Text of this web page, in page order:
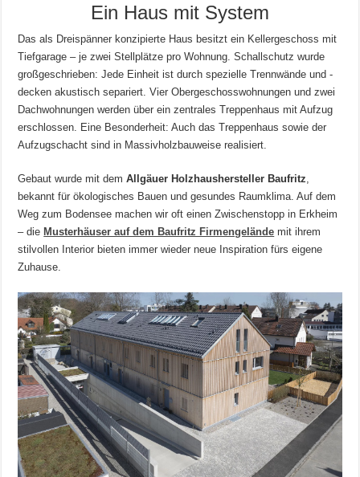
Ein Haus mit System
Das als Dreispänner konzipierte Haus besitzt ein Kellergeschoss mit
Tiefgarage – je zwei Stellplätze pro Wohnung. Schallschutz wurde
großgeschrieben: Jede Einheit ist durch spezielle Trennwände und -
decken akustisch separiert. Vier Obergeschosswohnungen und zwei
Dachwohnungen werden über ein zentrales Treppenhaus mit Aufzug
erschlossen. Eine Besonderheit: Auch das Treppenhaus sowie der
Aufzugschacht sind in Massivholzbauweise realisiert.
Gebaut wurde mit demAllgäuer Holzhaushersteller Baufritz
bekannt für ökologisches Bauen und gesundes Raumklima. Auf dem
Weg zum Bodensee machen wir oft einen Zwischenstopp in Erkheim
– die Musterhäuser auf dem Baufritz Firmengelände mit ihrem
stilvollen Interior bieten immer wieder neue Inspiration fürs eigene
Zuhause.